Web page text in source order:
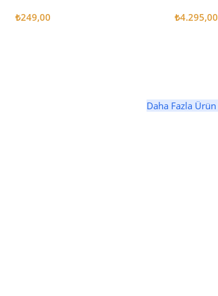
₺249,00
₺4.295,00
Daha Fazla Ürün